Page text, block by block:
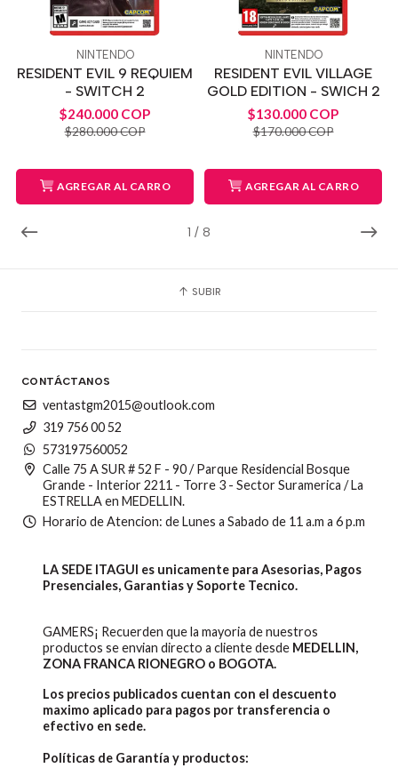
1 / 8
NINTENDO
RESIDENT EVIL 9 REQUIEM
- SWITCH 2
$240.000 COP
$280.000 COP
AGREGAR AL CARRO
NINTENDO
RESIDENT EVIL VILLAGE
GOLD EDITION - SWICH 2
$130.000 COP
$170.000 COP
AGREGAR AL CARRO
SUBIR
CONTÁCTANOS
ventastgm2015@outlook.com
319 756 00 52
573197560052
Calle 75 A SUR # 52 F - 90 / Parque Residencial Bosque
Grande - Interior 2211 - Torre 3 - Sector Suramerica / La
ESTRELLA en MEDELLIN.
Horario de Atencion: de Lunes a Sabado de 11 a.m a 6 p.m
LA SEDE ITAGUI es unicamente para Asesorias, Pagos
Presenciales, Garantias y Soporte Tecnico.
GAMERS¡ Recuerden que la mayoria de nuestros
productos se envian directo a cliente desde MEDELLIN,
ZONA FRANCA RIONEGRO o BOGOTA.
Los precios publicados cuentan con el descuento
maximo aplicado para pagos por transferencia o
efectivo en sede.
Políticas de Garantía y productos: